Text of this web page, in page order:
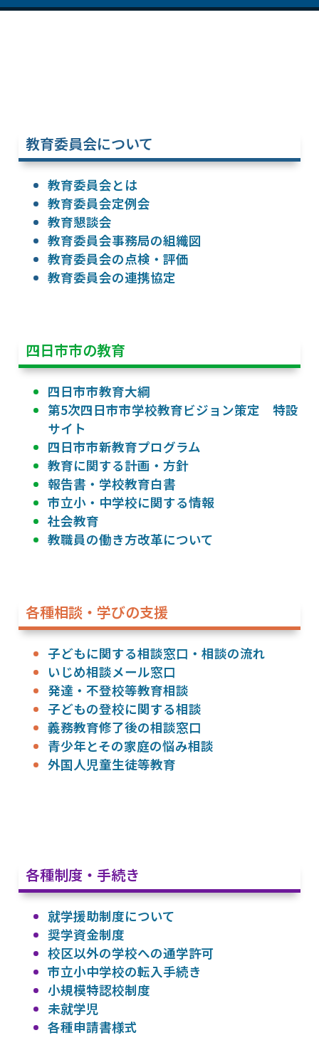
教育委員会について
教育委員会とは
教育委員会定例会
教育懇談会
教育委員会事務局の組織図
教育委員会の点検・評価
教育委員会の連携協定
四日市市の教育
四日市市教育大綱
第5次四日市市学校教育ビジョン策定 特設
サイト
四日市市新教育プログラム
教育に関する計画・方針
報告書・学校教育白書
市立小・中学校に関する情報
社会教育
教職員の働き方改革について
各種相談・学びの支援
子どもに関する相談窓口・相談の流れ
いじめ相談メール窓口
発達・不登校等教育相談
子どもの登校に関する相談
義務教育修了後の相談窓口
青少年とその家庭の悩み相談
外国人児童生徒等教育
各種制度・手続き
就学援助制度について
奨学資金制度
校区以外の学校への通学許可
市立小中学校の転入手続き
小規模特認校制度
未就学児
各種申請書様式